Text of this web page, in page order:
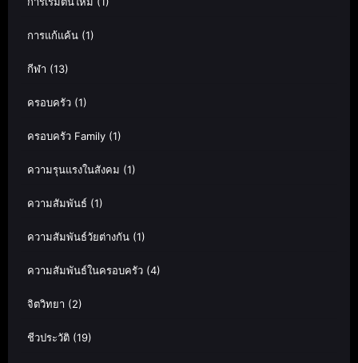
การแก้แค้น (1)
กีฬา (13)
ครอบครัว (1)
ครอบครัว Family (1)
ความรุนแรงในสังคม (1)
ความสัมพันธ์ (1)
ความสัมพันธ์วัยต่างกัน (1)
ความสัมพันธ์ในครอบครัว (4)
จิตวิทยา (2)
ชีวประวัติ (19)